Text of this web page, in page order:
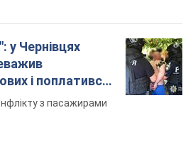
у Чернівцях
і поплатився.
з пасажирами